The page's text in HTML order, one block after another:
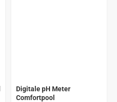
Digitale pH Meter
Comfortpool